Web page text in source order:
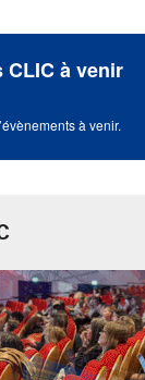
CLIC à venir
à venir.